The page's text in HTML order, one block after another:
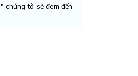
chúng tôi sẽ đem đến